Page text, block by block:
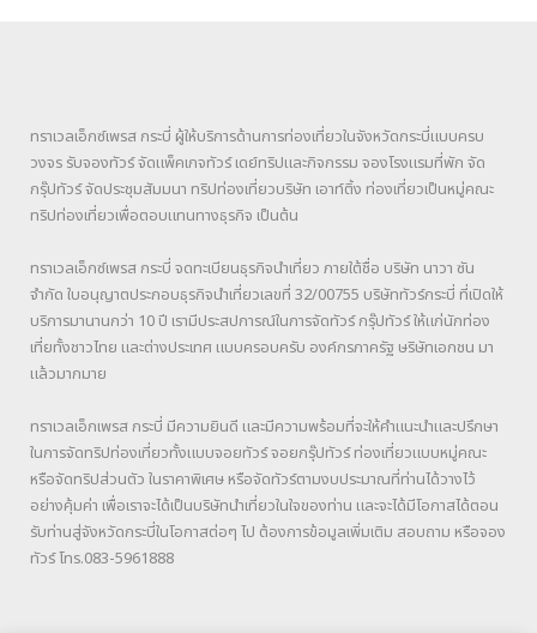
ทราเวลเอ็กซ์เพรส กระบี่ ผู้ให้บริการด้านการท่องเที่ยวในจังหวัดกระบี่แบบครบ
วงจร รับจองทัวร์ จัดแพ็คเกจทัวร์ เดย์ทริปและกิจกรรม จองโรงแรมที่พัก จัด
กรุ๊ปทัวร์ จัดประชุมสัมมนา ทริปท่องเที่ยวบริษัท เอาท์ติ้ง ท่องเที่ยวเป็นหมู่คณะ
ทริปท่องเที่ยวเพื่อตอบแทนทางธุรกิจ เป็นต้น
ทราเวลเอ็กซ์เพรส กระบี่ จดทะเบียนธุรกิจนำเที่ยว ภายใต้ชื่อ บริษัท นาวา ซัน
จำกัด ใบอนุญาตประกอบธุรกิจนำเที่ยวเลขที่ 32/00755 บริษัททัวร์กระบี่ ที่เปิดให้
บริการมานานกว่า 10 ปี เรามีประสปการณ์ในการจัดทัวร์ กรุ๊ปทัวร์ ให้แก่นักท่อง
เที่ยทั้งชาวไทย และต่างประเทศ แบบครอบครับ องค์กรภาครัฐ ษริษัทเอกชน มา
แล้วมากมาย
ทราเวลเอ็กเพรส กระบี่ มีความยินดี และมีความพร้อมที่จะให้คำแนะนำและปรึกษา
ในการจัดทริปท่องเที่ยวทั้งแบบจอยทัวร์ จอยกรุ๊ปทัวร์ ท่องเที่ยวแบบหมู่คณะ
หรือจัดทริปส่วนตัว ในราคาพิเศษ หรือจัดทัวร์ตามงบประมาณที่ท่านได้วางไว้
อย่างคุ้มค่า เพื่อเราจะได้เป็นบริษัทนำเที่ยวในใจของท่าน และจะได้มีโอกาสได้ตอน
รับท่านสู่จังหวัดกระบี่ในโอกาสต่อๆ ไป ต้องการข้อมูลเพิ่มเติม สอบถาม หรือจอง
ทัวร์ โทร.083-5961888